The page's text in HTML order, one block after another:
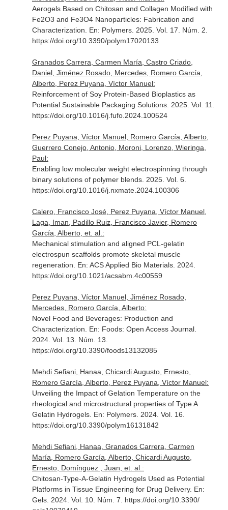
Aerogels Based on Chitosan and Collagen Modified with
Fe2O3 and Fe3O4 Nanoparticles: Fabrication and
Characterization. En: Polymers. 2025. Vol. 17. Núm. 2.
https://doi.org/10.3390/polym17020133
Granados Carrera, Carmen María, Castro Criado,
Daniel, Jiménez Rosado, Mercedes, Romero García,
Alberto, Perez Puyana, Víctor Manuel:
Reinforcement of Soy Protein-Based Bioplastics as
Potential Sustainable Packaging Solutions. 2025. Vol. 11.
https://doi.org/10.1016/j.fufo.2024.100524
Perez Puyana, Víctor Manuel, Romero García, Alberto,
Guerrero Conejo, Antonio, Moroni, Lorenzo, Wieringa,
Paul:
Enabling low molecular weight electrospinning through
binary solutions of polymer blends. 2025. Vol. 6.
https://doi.org/10.1016/j.nxmate.2024.100306
Calero, Francisco José, Perez Puyana, Víctor Manuel,
Laga, Iman, Padillo Ruiz, Francisco Javier, Romero
García, Alberto, et. al.:
Mechanical stimulation and aligned PCL-gelatin
electrospun scaffolds promote skeletal muscle
regeneration. En: ACS Applied Bio Materials. 2024.
https://doi.org/10.1021/acsabm.4c00559
Perez Puyana, Víctor Manuel, Jiménez Rosado,
Mercedes, Romero García, Alberto:
Novel Food and Beverages: Production and
Characterization. En: Foods: Open Access Journal.
2024. Vol. 13. Núm. 13.
https://doi.org/10.3390/foods13132085
Mehdi Sefiani, Hanaa, Chicardi Augusto, Ernesto,
Romero García, Alberto, Perez Puyana, Víctor Manuel:
Unveiling the Impact of Gelation Temperature on the
rheological and microstructural properties of Type A
Gelatin Hydrogels. En: Polymers. 2024. Vol. 16.
https://doi.org/10.3390/polym16131842
Mehdi Sefiani, Hanaa, Granados Carrera, Carmen
María, Romero García, Alberto, Chicardi Augusto,
Ernesto, Domínguez , Juan, et. al.:
Chitosan-Type-A-Gelatin Hydrogels Used as Potential
Platforms in Tissue Engineering for Drug Delivery. En:
Gels. 2024. Vol. 10. Núm. 7. https://doi.org/10.3390/